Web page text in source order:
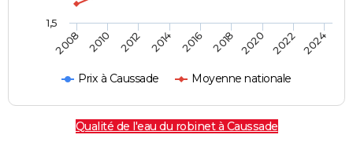
Prix à Caussade Moyenne nationale
2008 2010 2012 2014 2016 2018 2020 2022 2024
1,5
Qualité de l'eau du robinet à Caussade